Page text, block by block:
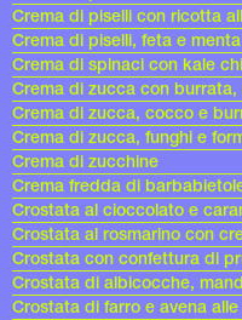
Crema di piselli con ricotta
Crema di piselli, feta e
Crema di spinaci con kale
Crema di zucca con
Crema di zucca, cocco e
Crema di zucca, funghi e
Crema di zucchine
Crema fredda di
Crostata al cioccolato e
Crostata al rosmarino con
Crostata con confettura di
Crostata di albicocche,
Crostata di farro e avena